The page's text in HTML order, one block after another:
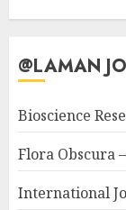
@LAMAN
Bioscience
Flora Obscura
International